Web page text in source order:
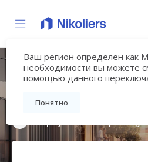
Ваш регион определен как
необходимости вы можете
помощью данного
Понятно
«ВЕЕР»